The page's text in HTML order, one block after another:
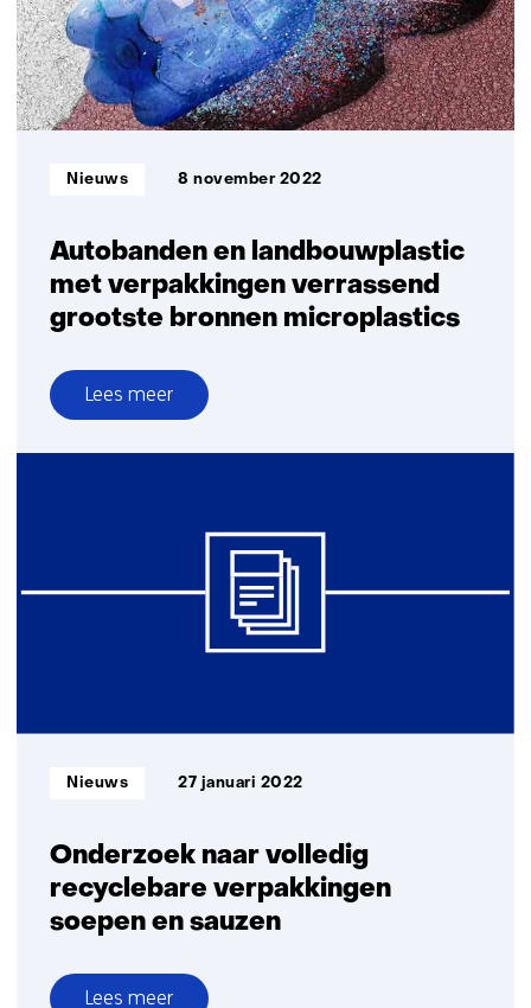
het
eerst
toegepast
in
gebouwen
woningen
Autobanden en landbouwplastic
met verpakkingen verrassend
grootste bronnen microplastics
Informatietype:
Nieuws 8 november 2022
Lees meer
over
Autobanden
verrassend
Onderzoek naar volledig
recyclebare verpakkingen
soepen en sauzen
Informatietype:
Nieuws 27 januari 2022
Lees meer